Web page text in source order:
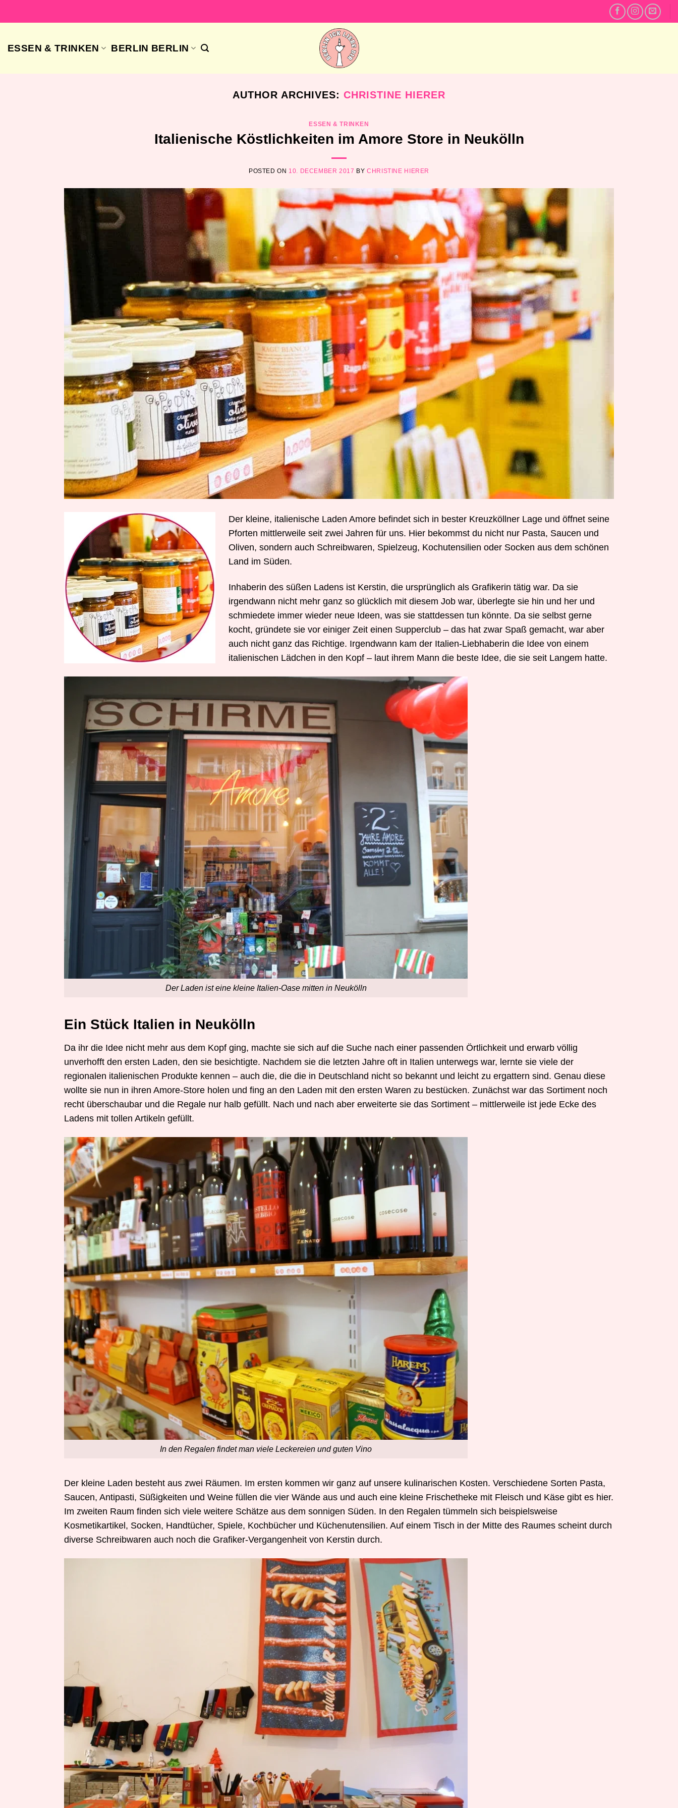
to
ESSEN & TRINKEN BERLIN BERLIN
AUTHOR ARCHIVES: CHRISTINE HIERER
ESSEN & TRINKEN
Italienische Köstlichkeiten im Amore Store in Neukölln
POSTED ON 10. DECEMBER 2017 BYCHRISTINE HIERER
Der kleine, italienische Laden Amore befindet sich in bester Kreuzköllner Lage und öffnet seine
Pforten mittlerweile seit zwei Jahren für uns. Hier bekommst du nicht nur Pasta, Saucen und
Oliven, sondern auch Schreibwaren, Spielzeug, Kochutensilien oder Socken aus dem schönen
Land im Süden.
Inhaberin des süßen Ladens ist Kerstin, die ursprünglich als Grafikerin tätig war. Da sie
irgendwann nicht mehr ganz so glücklich mit diesem Job war, überlegte sie hin und her und
schmiedete immer wieder neue Ideen, was sie stattdessen tun könnte. Da sie selbst gerne
kocht, gründete sie vor einiger Zeit einen Supperclub – das hat zwar Spaß gemacht, war aber
auch nicht ganz das Richtige. Irgendwann kam der Italien-Liebhaberin die Idee von einem
italienischen Lädchen in den Kopf – laut ihrem Mann die beste Idee, die sie seit Langem hatte.
Der Laden ist eine kleine Italien-Oase mitten in Neukölln
Ein Stück Italien in Neukölln
Da ihr die Idee nicht mehr aus dem Kopf ging, machte sie sich auf die Suche nach einer passenden Örtlichkeit und erwarb völlig
unverhofft den ersten Laden, den sie besichtigte. Nachdem sie die letzten Jahre oft in Italien unterwegs war, lernte sie viele der
regionalen italienischen Produkte kennen – auch die, die die in Deutschland nicht so bekannt und leicht zu ergattern sind. Genau diese
wollte sie nun in ihren Amore-Store holen und fing an den Laden mit den ersten Waren zu bestücken. Zunächst war das Sortiment noch
recht überschaubar und die Regale nur halb gefüllt. Nach und nach aber erweiterte sie das Sortiment – mittlerweile ist jede Ecke des
Ladens mit tollen Artikeln gefüllt.
In den Regalen findet man viele Leckereien und guten Vino
Der kleine Laden besteht aus zwei Räumen. Im ersten kommen wir ganz auf unsere kulinarischen Kosten. Verschiedene Sorten Pasta,
Saucen, Antipasti, Süßigkeiten und Weine füllen die vier Wände aus und auch eine kleine Frischetheke mit Fleisch und Käse gibt es hier.
Im zweiten Raum finden sich viele weitere Schätze aus dem sonnigen Süden. In den Regalen tümmeln sich beispielsweise
Kosmetikartikel, Socken, Handtücher, Spiele, Kochbücher und Küchenutensilien. Auf einem Tisch in der Mitte des Raumes scheint durch
diverse Schreibwaren auch noch die Grafiker-Vergangenheit von Kerstin durch.